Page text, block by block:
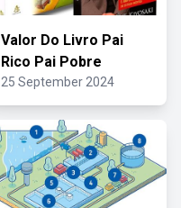
Valor Do Livro Pai
Rico Pai Pobre
25 September 2024